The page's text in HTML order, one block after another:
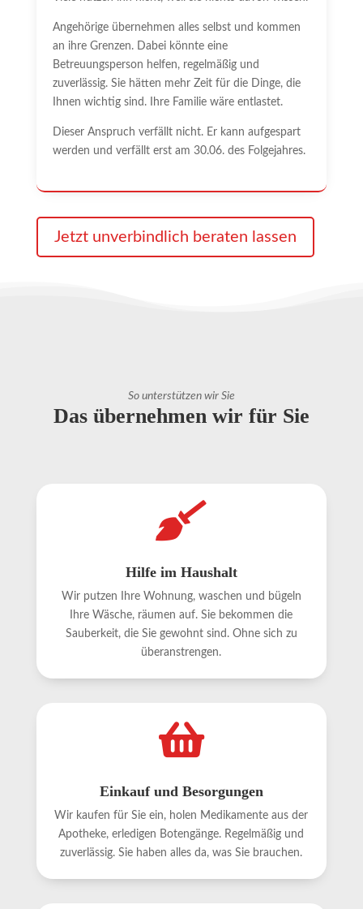
Angehörige übernehmen alles selbst und kommen
an ihre Grenzen. Dabei könnte eine
Betreuungsperson helfen, regelmäßig und
zuverlässig. Sie hätten mehr Zeit für die Dinge, die
Ihnen wichtig sind. Ihre Familie wäre entlastet.
Dieser Anspruch verfällt nicht. Er kann aufgespart
werden und verfällt erst am 30.06. des Folgejahres.
Jetzt unverbindlich beraten lassen
So unterstützen wir Sie
Das übernehmen wir für Sie

Hilfe im Haushalt
Wir putzen Ihre Wohnung, waschen und bügeln
Ihre Wäsche, räumen auf. Sie bekommen die
Sauberkeit, die Sie gewohnt sind. Ohne sich zu
überanstrengen.

Einkauf und Besorgungen
Wir kaufen für Sie ein, holen Medikamente aus der
Apotheke, erledigen Botengänge. Regelmäßig und
zuverlässig. Sie haben alles da, was Sie brauchen.